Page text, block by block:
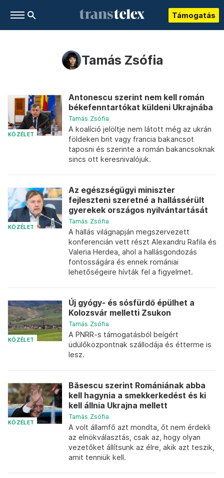
Támogatás
Tamás Zsófia
KÖZÉLET
Antonescu szerint nem kell román
békefenntartókat küldeni Ukrajnába
Tamás Zsófia
A koalíció jelöltje nem látott még az ukrán
földeken brit vagy francia bakancsot
taposni és szerinte a román bakancsoknak
sincs ott keresnivalójuk.
KÖZÉLET
Az egészségügyi miniszter
fejleszteni szeretné a hallássérült
gyerekek országos nyilvántartását
Tamás Zsófia
A hallás világnapján megszervezett
konferencián vett részt Alexandru Rafila és
Valeria Herdea, ahol a hallásgondozás
fontosságára és ennek romániai
lehetőségeire hívták fel a figyelmet.
KÖZÉLET
Új gyógy- és sósfürdő épülhet a
Kolozsvár melletti Zsukon
Tamás Zsófia
A PNRR-s támogatásból beígért
üdülőközpontnak szállodája és étterme is
lesz.
KÖZÉLET
Băsescu szerint Romániának abba
kell hagynia a smekkerkedést és ki
kell állnia Ukrajna mellett
Tamás Zsófia
A volt államfő azt mondta, őt nem érdekli
az elnökválasztás, csak az, hogy olyan
vezetőket állítsunk az élre, akik azt teszik,
amit tenniük kell.